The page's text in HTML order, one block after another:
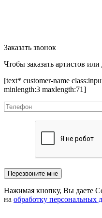
Заказать звонок
Чтобы заказать артистов
[text* customer-name
minlength:3 maxlength:71]
Нажимая кнопку, Вы даете
на обработку персональных